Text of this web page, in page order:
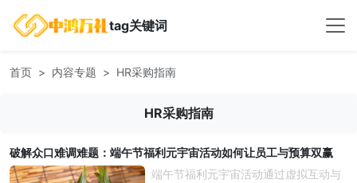
tag关键词
首页 内容专题 HR采购指南
HR采购指南
破解众口难调难题：端午节福利元宇宙活动如何让员工与预算双赢
端午节福利元宇宙活动通过虚拟互动与